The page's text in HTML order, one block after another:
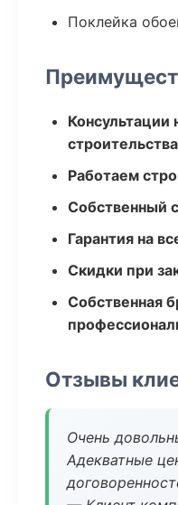
Поклейка
Консультации
строительства
Работаем
Собственный
Гарантия на
Скидки при
Собственная
Отзывы
Очень
Адекватные